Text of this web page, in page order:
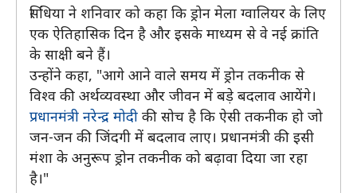
सिंधिया ने शनिवार को कहा कि ड्रोन मेला ग्वालियर के लिए
एक ऐतिहासिक दिन है और इसके माध्यम से वे नई क्रांति
के साक्षी बने हैं।
उन्होंने कहा, "आगे आने वाले समय में ड्रोन तकनीक से
विश्व की अर्थव्यवस्था और जीवन में बड़े बदलाव आयेंगे।
प्रधानमंत्री नरेन्द्र मोदी की सोच है कि ऐसी तकनीक हो जो
जन-जन की जिंदगी में बदलाव लाए। प्रधानमंत्री की इसी
मंशा के अनुरूप ड्रोन तकनीक को बढ़ावा दिया जा रहा
है।"